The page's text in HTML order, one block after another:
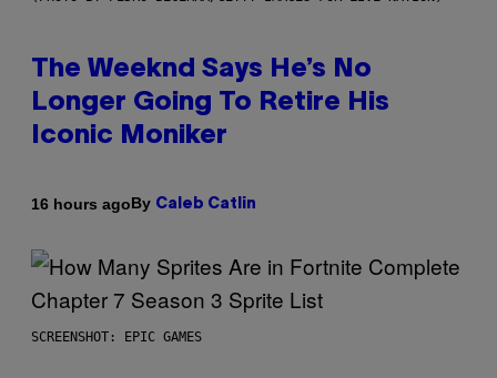
The Weeknd Says He’s No
Longer Going To Retire His
Iconic Moniker
16 hours agoBy Caleb Catlin
SCREENSHOT: EPIC GAMES